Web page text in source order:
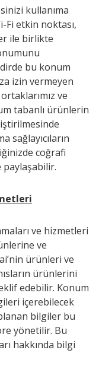
kullanıma
Fi etkin noktası,
ile birlikte
bu konum
izin vermeyen
ve
tabanlı ürünlerin
sağlayıcıların
coğrafi
paylaşabilir.
ve hizmetleri
ve
ürünleri ve
ürünlerini
edebilir. Konum
içerebilecek
bilgiler bu
yönetilir. Bu
hakkında bilgi